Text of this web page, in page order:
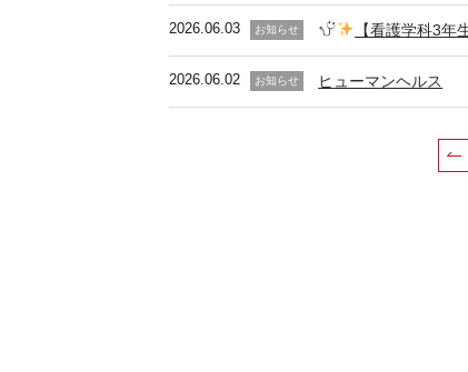
2026.06.03 お知らせ 【看護学科3年
2026.06.02 お知らせ ヒューマンヘルス